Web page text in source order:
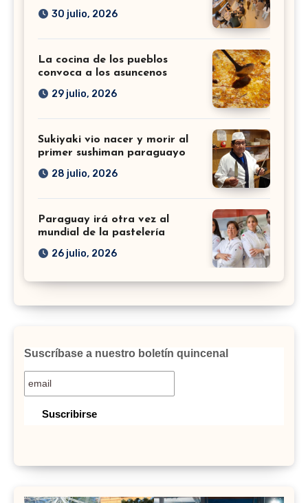
30 julio, 2026
La cocina de los pueblos
convoca a los asuncenos
29 julio, 2026
Sukiyaki vio nacer y morir al
primer sushiman paraguayo
28 julio, 2026
Paraguay irá otra vez al
mundial de la pastelería
26 julio, 2026
Suscríbase a nuestro boletín quincenal